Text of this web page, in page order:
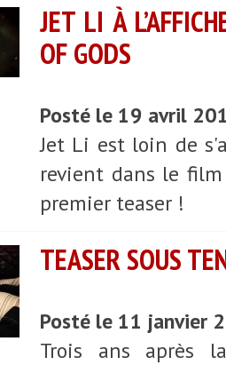
JET LI À
OF GODS
Posté le 19 avril
Jet Li est loin de
revient dans le
premier teaser !
TEASER SOUS
Posté le 11 janvier
Trois ans après